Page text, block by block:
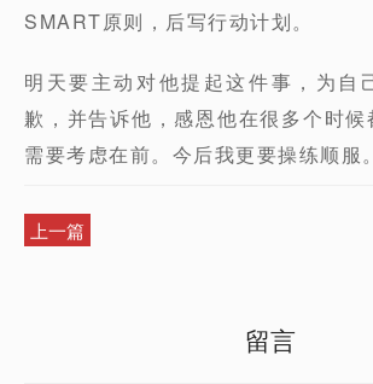
SMART原则，后写行动计划。
明天要主动对他提起这件事，为自
歉，并告诉他，感恩他在很多个时
需要考虑在前。今后我更要操练顺服。
上一篇
留言